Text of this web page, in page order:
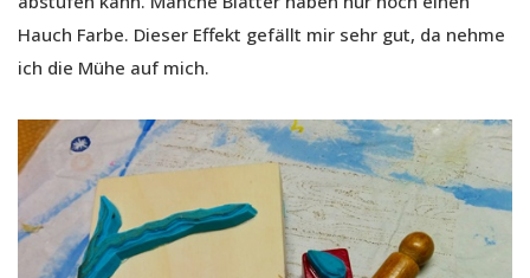
Hauch Farbe. Dieser Effekt gefällt mir sehr gut, da nehme
ich die Mühe auf mich.